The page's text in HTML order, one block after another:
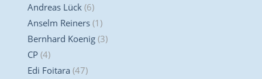
Andreas Lück (6)
Anselm Reiners (1)
Bernhard Koenig (3)
CP (4)
Edi Foitara (47)